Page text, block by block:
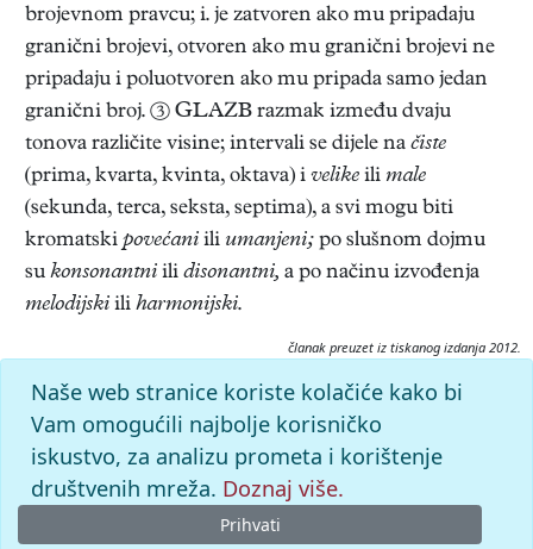
brojevnom pravcu; i. je zatvoren ako mu pripadaju
granični brojevi, otvoren ako mu granični brojevi ne
pripadaju i poluotvoren ako mu pripada samo jedan
granični broj. ③ GLAZB razmak između dvaju
tonova različite visine; intervali se dijele na čiste
(prima, kvarta, kvinta, oktava) i velike ili male
(sekunda, terca, seksta, septima), a svi mogu biti
kromatski povećani ili umanjeni; po slušnom dojmu
su konsonantni ili disonantni, a po načinu izvođenja
melodijski ili harmonijski.
članak preuzet iz tiskanog izdanja 2012.
Citiranje:
interval.
Hrvatski opći leksikon (2012), mrežno izdanje.
Leksikografski zavod Miroslav Krleža, 2026. Pristupljeno
10.8.2026. <https://hol2.lzmk.hr/clanak/interval>.
Naše web stranice koriste kolačiće kako bi
Vam omogućili najbolje korisničko
iskustvo, za analizu prometa i korištenje
društvenih mreža. Doznaj više.
Prihvati
© 2026. -Leksikografski zavodMiroslav Krleža